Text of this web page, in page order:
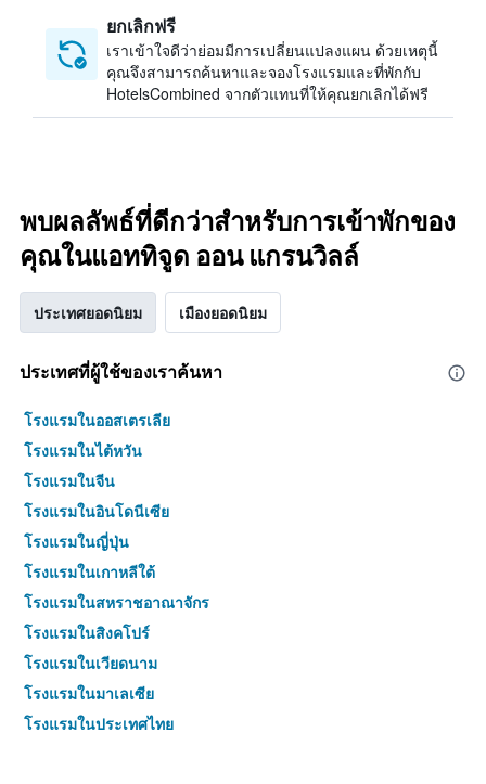
ยกเลิกฟรี
เราเข้าใจดีว่าย่อมมีการเปลี่ยนแปลงแผน ด้วยเหตุนี้
คุณจึงสามารถค้นหาและจองโรงแรมและที่พักกับ
HotelsCombined จากตัวแทนที่ให้คุณยกเลิกได้ฟรี
พบผลลัพธ์ที่ดีกว่าสำหรับการเข้าพักของ
คุณในแอททิจูด ออน แกรนวิลล์
ประเทศยอดนิยม เมืองยอดนิยม
ประเทศที่ผู้ใช้ของเราค้นหา
โรงแรมในออสเตรเลีย
โรงแรมในไต้หวัน
โรงแรมในจีน
โรงแรมในอินโดนีเซีย
โรงแรมในญี่ปุ่น
โรงแรมในเกาหลีใต้
โรงแรมในสหราชอาณาจักร
โรงแรมในสิงคโปร์
โรงแรมในเวียดนาม
โรงแรมในมาเลเซีย
โรงแรมในประเทศไทย